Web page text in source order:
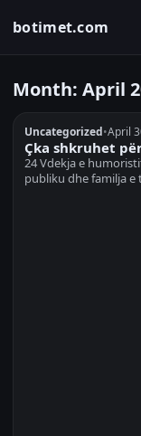
botimet.com
Month: April
Uncategorized•April
Çka shkruhet
24 Vdekja e
publiku dhe familja